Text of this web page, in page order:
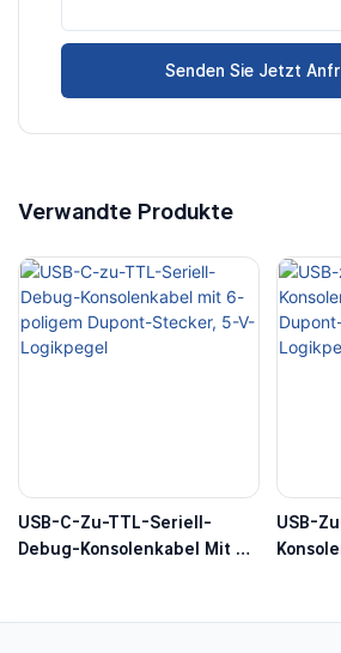
Senden Sie Jetzt
Verwandte Produkte
USB-C-Zu-TTL-Seriell-
Debug-Konsolenkabel Mit 6-
USB-